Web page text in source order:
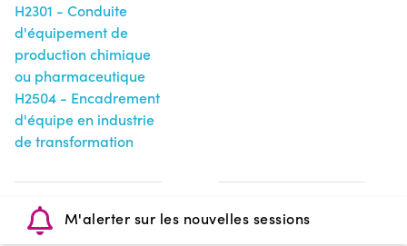
H2301 - Conduite
d'équipement de
production chimique
ou pharmaceutique
H2504 - Encadrement
d'équipe en industrie
de transformation
M'alerter sur les nouvelles sessions